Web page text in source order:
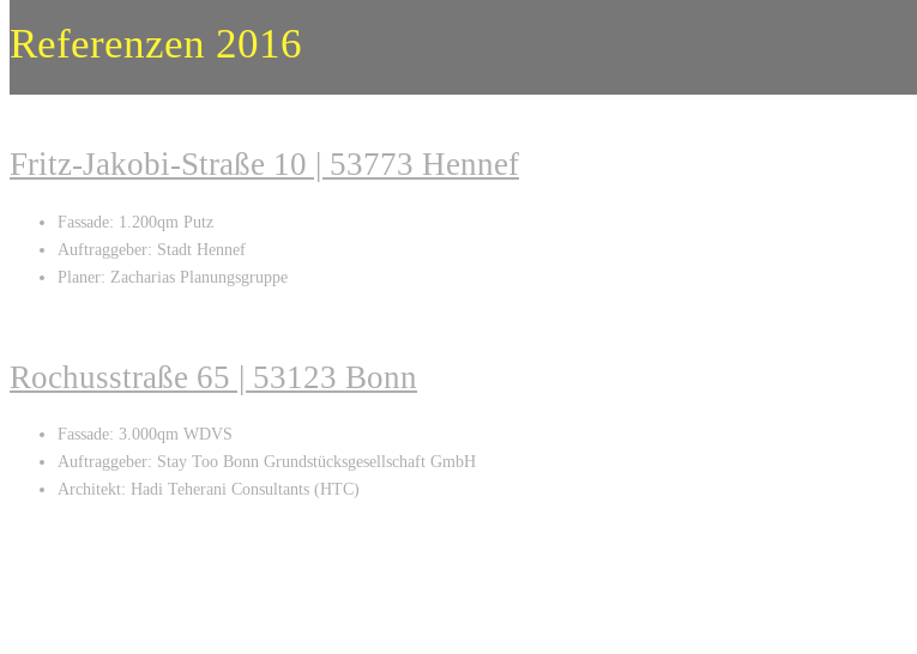
Referenzen 2016
Fritz-Jakobi-Straße 10 | 53773 Hennef
Fassade: 1.200qm Putz
Auftraggeber: Stadt Hennef
Planer: Zacharias Planungsgruppe
Rochusstraße 65 | 53123 Bonn
Fassade: 3.000qm WDVS
Auftraggeber: Stay Too Bonn Grundstücksgesellschaft GmbH
Architekt: Hadi Teherani Consultants (HTC)